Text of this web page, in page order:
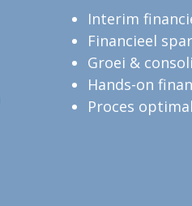
Interim
Financieel
Groei &
Hands-on
Proces